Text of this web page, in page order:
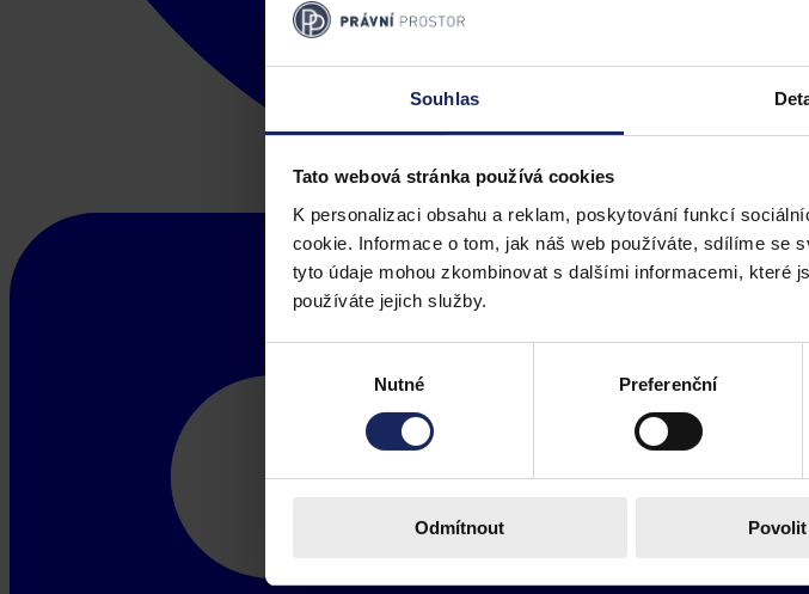
Souhlas
Tato webová stránka používá cookies
K personalizaci obsahu a reklam, poskytování funkcí
cookie. Informace o tom, jak náš web používáte, sdílíme se
tyto údaje mohou zkombinovat s dalšími informacemi, které
používáte jejich služby.
Nutné Preferenční
Odmítnout